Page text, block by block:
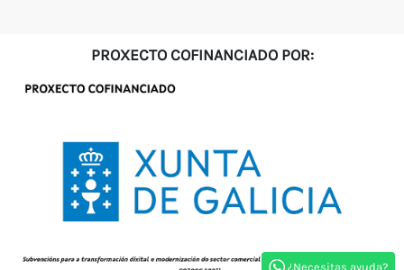
¿Necesitas ayuda?
PROXECTO COFINANCIADO POR: